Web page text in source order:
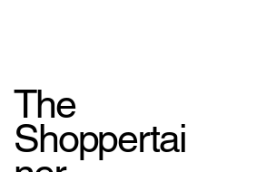
The
Shoppertai